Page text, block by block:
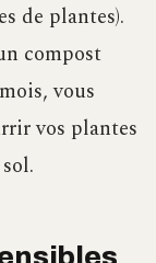
de plantes).
compost
vous
vos plantes